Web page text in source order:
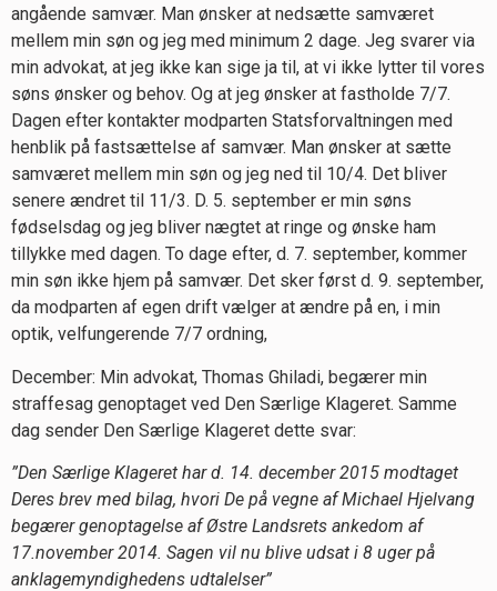
angående samvær. Man ønsker at nedsætte samværet
mellem min søn og jeg med minimum 2 dage. Jeg svarer via
min advokat, at jeg ikke kan sige ja til, at vi ikke lytter til vores
søns ønsker og behov. Og at jeg ønsker at fastholde 7/7.
Dagen efter kontakter modparten Statsforvaltningen med
henblik på fastsættelse af samvær. Man ønsker at sætte
samværet mellem min søn og jeg ned til 10/4. Det bliver
senere ændret til 11/3. D. 5. september er min søns
fødselsdag og jeg bliver nægtet at ringe og ønske ham
tillykke med dagen. To dage efter, d. 7. september, kommer
min søn ikke hjem på samvær. Det sker først d. 9. september,
da modparten af egen drift vælger at ændre på en, i min
optik, velfungerende 7/7 ordning,
December: Min advokat, Thomas Ghiladi, begærer min
straffesag genoptaget ved Den Særlige Klageret. Samme
dag sender Den Særlige Klageret dette svar:
”Den Særlige Klageret har d. 14. december 2015 modtaget
Deres brev med bilag, hvori De på vegne af Michael Hjelvang
begærer genoptagelse af Østre Landsrets ankedom af
17.november 2014. Sagen vil nu blive udsat i 8 uger på
anklagemyndighedens udtalelser”